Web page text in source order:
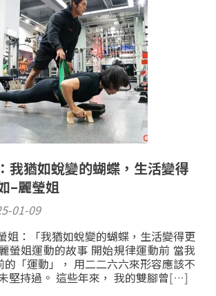
我猶如蛻變的蝴蝶，生活變得
–麗瑩姐
01-09
姐：「我猶如蛻變的蝴蝶，生活變得更
螢姐運動的故事 開始規律運動前 當我
的「運動」， 用二二六六來形容應該不
堅持過。 這些年來， 我的雙腳曾[…]